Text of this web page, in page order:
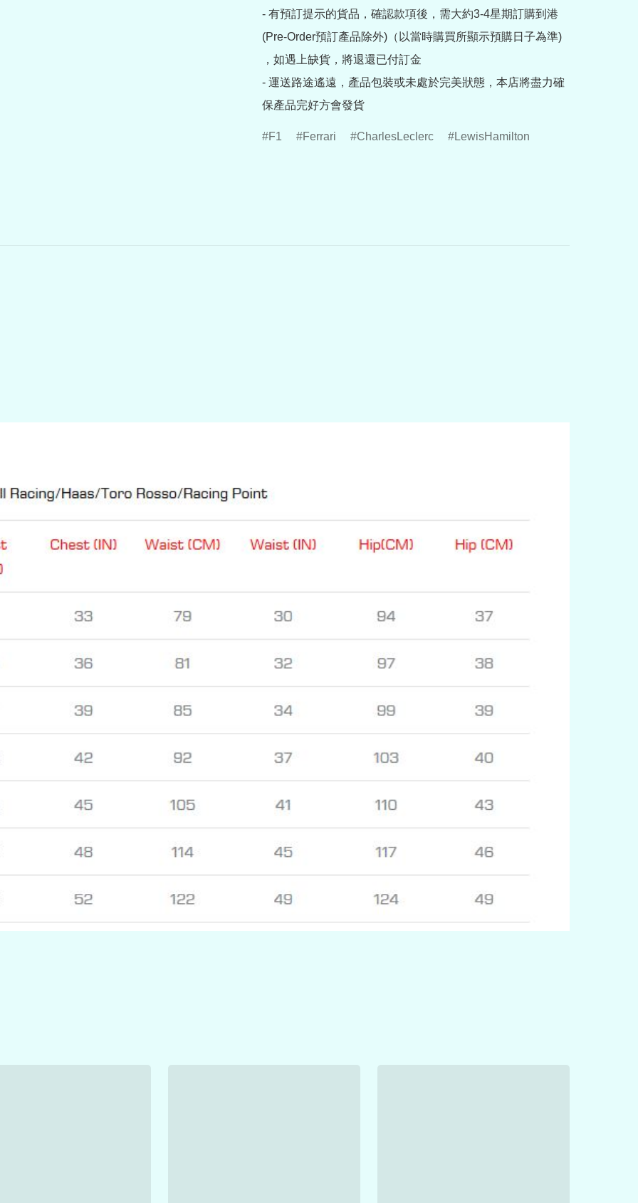
- 有預訂提示的貨品，確認款項後，需大約3-4星期訂購到港
(Pre-Order預訂產品除外)（以當時購買所顯示預購日子為準)
，如遇上缺貨，將退還已付訂金
- 運送路途遙遠，產品包裝或未處於完美狀態，本店將盡力確
保產品完好方會發貨
F1 Ferrari CharlesLeclerc LewisHamilton